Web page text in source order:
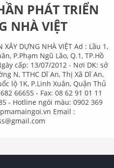
PHÁT TRIỂN
NHÀ VIỆT
XÂY DỰNG NHÀ VIỆT Ad : Lầu 1,
P.Phạm Ngũ Lão, Q.1, TP.Hồ
cấp: 13/07/2012 - Nơi DK: sở
N, TTHC Dĩ An, Thị Xã Dĩ An,
lộ 1K, P.Linh Xuân, Quận Thủ
66655 - Fax: 08 62 91 01 11
- Hotline ngói màu: 0902 369
Email :